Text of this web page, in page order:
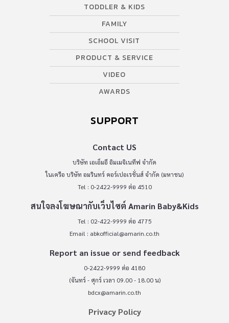
TODDLER & KIDS
FAMILY
SCHOOL VISIT
PRODUCT & SERVICE
VIDEO
AWARDS
SUPPORT
Contact US
บริษัท เอเอ็มอี อิมเมจิเนทีฟ จำกัด
ในเครือ บริษัท อมรินทร์ คอร์เปอเรชั่นส์ จำกัด (มหาชน)
Tel : 0-2422-9999 ต่อ 4510
สนใจลงโฆษณากับเว็บไซต์ Amarin Baby&Kids
Tel : 02-422-9999 ต่อ 4775
Email : abkofficial@amarin.co.th
Report an issue or send feedback
0-2422-9999 ต่อ 4180
(จันทร์ - ศุกร์ เวลา 09.00 - 18.00 น)
bdcx@amarin.co.th
Privacy Policy